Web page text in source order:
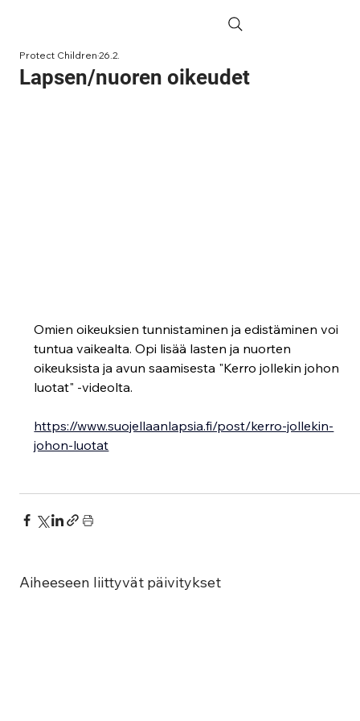
Lapsen/nuoren oikeudet
Protect Children26.2.
Omien oikeuksien tunnistaminen ja edistäminen voi
tuntua vaikealta. Opi lisää lasten ja nuorten
oikeuksista ja avun saamisesta "Kerro jollekin johon
luotat" -videolta.
https://www.suojellaanlapsia.fi/post/kerro-jollekin-
johon-luotat
Aiheeseen liittyvät päivitykset